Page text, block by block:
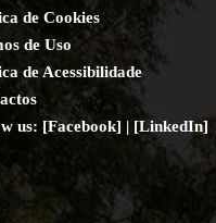
de Cookies
de Uso
de Acessibilidade
os
us: [Facebook] | [LinkedIn]